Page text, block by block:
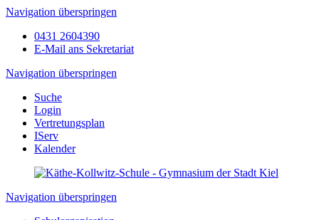
Navigation überspringen
0431 2604390
E-Mail ans Sekretariat
Navigation überspringen
Suche
Login
Vertretungsplan
IServ
Kalender
Navigation überspringen